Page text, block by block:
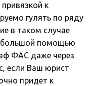
к
гулять по ряду
в таком случае
помощью
ФАС даже через
если Ваш юрист
придет к